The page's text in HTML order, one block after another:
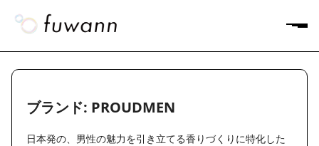
ブランド: PROUDMEN
日本発の、男性の魅力を引き立てる香りづくりに特化した